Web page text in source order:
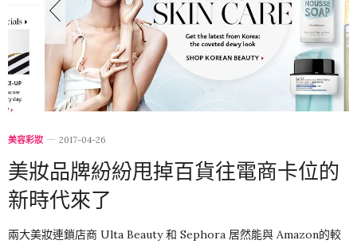
美容彩妝 2017-04-26
美妝品牌紛紛甩掉百貨往電商卡位的
新時代來了
兩大美妝連鎖店商 Ulta Beauty 和 Sephora 居然能與 Amazon的較